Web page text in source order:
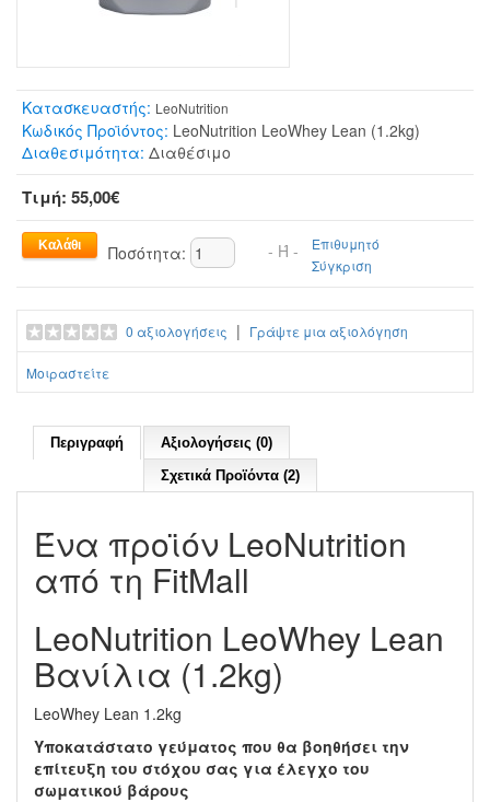
Κατασκευαστής: LeoNutrition
Κωδικός Προϊόντος: LeoNutrition LeoWhey Lean (1.2kg)
Διαθεσιμότητα: Διαθέσιμο
Τιμή: 55,00€
Ποσότητα: - Ή -
Επιθυμητό
Σύγκριση
0 αξιολογήσεις | Γράψτε μια αξιολόγηση
Μοιραστείτε
Περιγραφή
Αξιολογήσεις (0)
Σχετικά Προϊόντα (2)
Ένα προϊόν LeoNutrition
από τη FitMall
LeoNutrition LeoWhey Lean
Βανίλια (1.2kg)
LeoWhey Lean 1.2kg
Υποκατάστατο γεύματος που θα βοηθήσει την
επίτευξη του στόχου σας για έλεγχο του
σωματικού βάρους